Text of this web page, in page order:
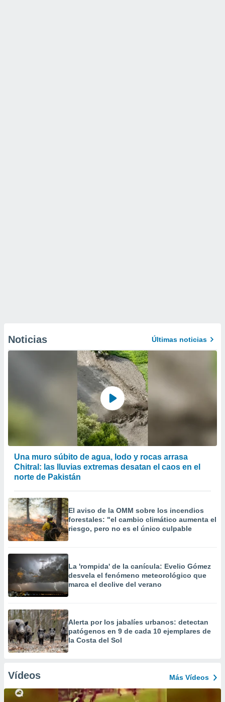
Noticias Últimas noticias
Una muro súbito de agua, lodo y rocas arrasa
Chitral: las lluvias extremas desatan el caos en el
norte de Pakistán
El aviso de la OMM sobre los incendios
forestales: "el cambio climático aumenta el
riesgo, pero no es el único culpable
La 'rompida' de la canícula: Evelio Gómez
desvela el fenómeno meteorológico que
marca el declive del verano
Alerta por los jabalíes urbanos: detectan
patógenos en 9 de cada 10 ejemplares de
la Costa del Sol
Vídeos Más Vídeos